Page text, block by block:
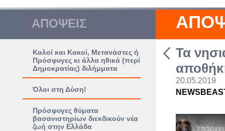
ΑΠΟΨΕΙΣ
Καλοί και Κακοί, Μετανάστες ή
Πρόσφυγες κι άλλα ηθικά (περί
Δημοκρατίας) διλήμματα
Όλοι στη Δύση!
Πρόσφυγες θύματα
βασανιστηρίων διεκδικούν νέα
ζωή στην Ελλάδα
Τα
20.05.2019